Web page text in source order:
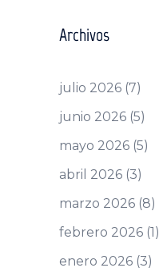
Archivos
julio 2026(7)
junio 2026(5)
mayo 2026(5)
abril 2026(3)
marzo 2026(8)
febrero 2026(1)
enero 2026(3)